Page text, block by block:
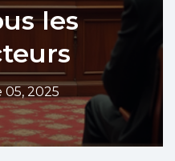
les
2025